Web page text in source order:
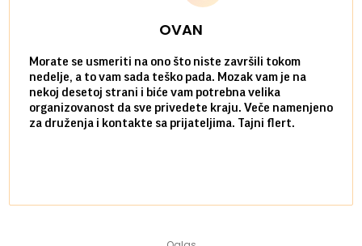
OVAN
Morate se usmeriti na ono što niste završili tokom
nedelje, a to vam sada teško pada. Mozak vam je na
nekoj desetoj strani i biće vam potrebna velika
organizovanost da sve privedete kraju. Veče namenjeno
za druženja i kontakte sa prijateljima. Tajni flert.